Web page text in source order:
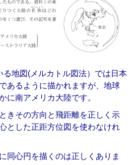
る地図(メルカトル図法）では日本
あるように描かれますが、地球
に南アメリカ大陸です。
きその方向と飛距離を正しく示
とした正距方位図を使わなけれ
同心円を描くのは正しくありま